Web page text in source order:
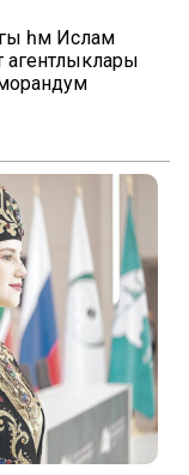
һәм Ислам
агентлыклары